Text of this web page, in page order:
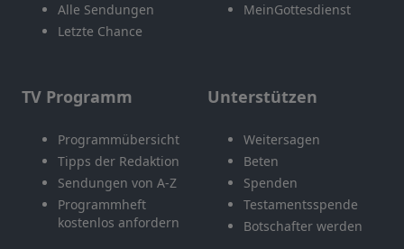
Alle Sendungen
Letzte Chance
MeinGottesdienst
TV Programm
Programmübersicht
Tipps der Redaktion
Sendungen von A-Z
Programmheft
kostenlos anfordern
Unterstützen
Weitersagen
Beten
Spenden
Testamentsspende
Botschafter werden